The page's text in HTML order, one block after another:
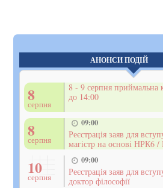
АНОНСИ ПОДІЙ
8
серпня
8 - 9 серпня приймальна
до 14:00
8
серпня
09:00
Реєстрація заяв для
магістр на основі НРК6
10
серпня
09:00
Реєстрація заяв для
доктор філософії